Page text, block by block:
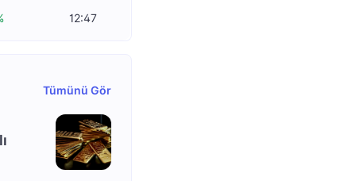
12:47
Tümünü Gör